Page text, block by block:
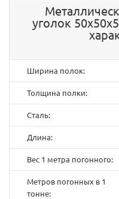
уголок
Ширина полок:
Толщина полки:
Сталь:
Длина:
Вес 1 метра погонного:
Метров погонных в 1
тонне: